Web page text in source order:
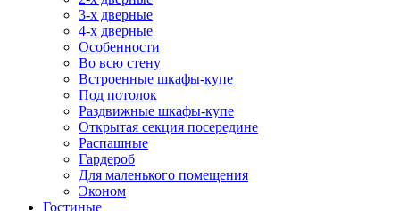
3-х дверные
4-х дверные
Особенности
Во всю стену
Встроенные шкафы-купе
Под потолок
Раздвижные шкафы-купе
Открытая секция посередине
Распашные
Гардероб
Для маленького помещения
Эконом
Гостиные